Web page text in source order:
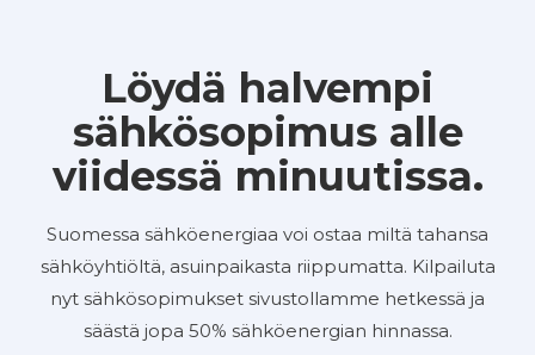
Löydä halvempi
sähkösopimus alle
viidessä minuutissa.
Suomessa sähköenergiaa voi ostaa miltä tahansa
sähköyhtiöltä, asuinpaikasta riippumatta. Kilpailuta
nyt sähkösopimukset sivustollamme hetkessä ja
säästä jopa 50% sähköenergian hinnassa.